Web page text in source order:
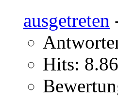
ausgetreten
Hits: